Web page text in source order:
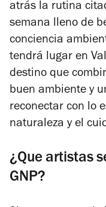
atrás la rutina
semana lleno de
conciencia
tendrá lugar en
destino que
buen ambiente y
reconectar con lo
naturaleza y el
¿Que artistas
GNP?